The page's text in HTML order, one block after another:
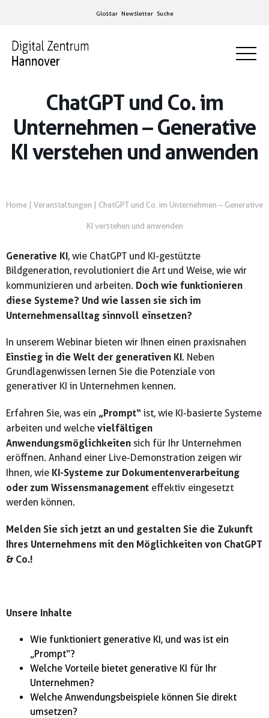
Glossar Newsletter Suche
ChatGPT und Co. im
Unternehmen – Generative
KI verstehen und anwenden
Home | Veranstaltungen | ChatGPT und Co. im Unternehmen – Generative
KI verstehen und anwenden
Generative KI, wie ChatGPT und KI-gestützte
Bildgeneration, revolutioniert die Art und Weise, wie wir
kommunizieren und arbeiten. Doch wie funktionieren
diese Systeme? Und wie lassen sie sich im
Unternehmensalltag sinnvoll einsetzen?
In unserem Webinar bieten wir Ihnen einen praxisnahen
Einstieg in die Welt der generativen KI. Neben
Grundlagenwissen lernen Sie die Potenziale von
generativer KI in Unternehmen kennen.
Erfahren Sie, was ein „Prompt“ ist, wie KI-basierte Systeme
arbeiten und welche vielfältigen
Anwendungsmöglichkeiten sich für Ihr Unternehmen
eröffnen. Anhand einer Live-Demonstration zeigen wir
Ihnen, wie KI-Systeme zur Dokumentenverarbeitung
oder zum Wissensmanagement effektiv eingesetzt
werden können.
Melden Sie sich jetzt an und gestalten Sie die Zukunft
Ihres Unternehmens mit den Möglichkeiten von ChatGPT
& Co.!
Unsere Inhalte
Wie funktioniert generative KI, und was ist ein
„Prompt“?
Welche Vorteile bietet generative KI für Ihr
Unternehmen?
Welche Anwendungsbeispiele können Sie direkt
umsetzen?